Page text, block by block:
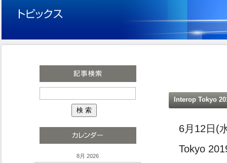
Interop Tokyo
6月12日(
Tokyo
8月 2026